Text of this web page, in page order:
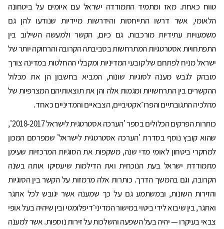
טווח כאחת. מאז ומתמיד התמודדה ישראל עם איומים על ביטחונה
הלאומי, אשר דרשו התייחסות והידרשות מיידיות שנודעו להן גם
משמעויות עתידיות מורכבות. גם כיום, הקשר ולמעשה השילוב בין
התפתחויות אסטרטגיות המתרחשות בסביבתה הקרובה והרחוקה יותר של
ישראל מניח לפתחם של קובעי המדיניות ומקבלי ההחלטות במדינה צורך
מובהק לגבש מענה לסוגיות שונות, המביא בחשבון הן את מכלול
ההקשרים בין התרחשויות ומגמות אלה והן את תוצאותיהם המצרפיות של
מהלכיה התגובתיים והפרו־אקטיביים, הצבאיים והמדיניים כאחד.
כותרות הפרקים הכלולים בספר 'הערכה אסטרטגית לישראל 2018-2017 ',
שהוא קובץ נוסף בסדרת 'הערכה אסטרטגית לישראל' שמפרסם המכון
למחקרי ביטחון לאומי מדי שנה, משקפות את הסוגיות המרכזיות שעימן
מתמודדת ישראל בעת הנוכחית ואת הדילמות שיעסיקו אותה בשנה
הקרובה, וגם בהמשך הדרך. כותרות אלה מרמזות על הקשר בין הסוגיות
והזירות השונות, ובמשתמע גם על כך שמענה אשר יגובש לכל אתגר
ואתגר, בין שיבוא לידי ביטוי במישור המדיני־דיפלומטי ובין שיהיה בעל אופי
צבאי בעיקרו — יהיה בעל השפעה והשלכות על זירות נוספות. אשר למענה